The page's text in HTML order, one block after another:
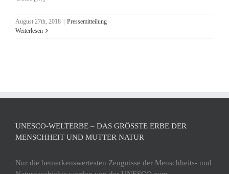
August 27th, 2018
Pressemitteilung
Weiterlesen
UNESCO-WELTERBE – DAS GRÖSSTE ERBE DER M
ENSCHHEIT UND MUTTER NATUR
Nur die bemerkenswertesten Zeugnisse der Menschheits- und